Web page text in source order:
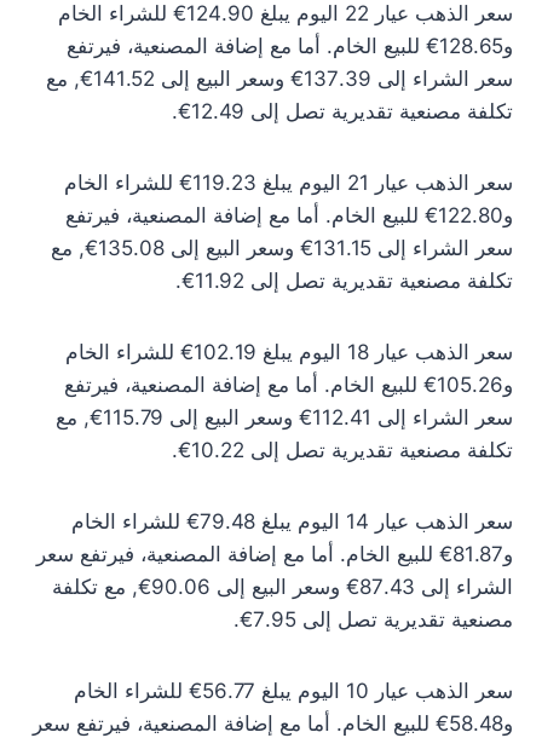
سعر الذهب عيار 22 اليوم يبلغ 124.90€ للشراء الخام
و128.65€ للبيع الخام. أما مع إضافة المصنعية، فيرتفع
سعر الشراء إلى 137.39€ وسعر البيع إلى 141.52€, مع
تكلفة مصنعية تقديرية تصل إلى 12.49€.
سعر الذهب عيار 21 اليوم يبلغ 119.23€ للشراء الخام
و122.80€ للبيع الخام. أما مع إضافة المصنعية، فيرتفع
سعر الشراء إلى 131.15€ وسعر البيع إلى 135.08€, مع
تكلفة مصنعية تقديرية تصل إلى 11.92€.
سعر الذهب عيار 18 اليوم يبلغ 102.19€ للشراء الخام
و105.26€ للبيع الخام. أما مع إضافة المصنعية، فيرتفع
سعر الشراء إلى 112.41€ وسعر البيع إلى 115.79€, مع
تكلفة مصنعية تقديرية تصل إلى 10.22€.
سعر الذهب عيار 14 اليوم يبلغ 79.48€ للشراء الخام
و81.87€ للبيع الخام. أما مع إضافة المصنعية، فيرتفع سعر
الشراء إلى 87.43€ وسعر البيع إلى 90.06€, مع تكلفة
مصنعية تقديرية تصل إلى 7.95€.
سعر الذهب عيار 10 اليوم يبلغ 56.77€ للشراء الخام
و58.48€ للبيع الخام. أما مع إضافة المصنعية، فيرتفع سعر